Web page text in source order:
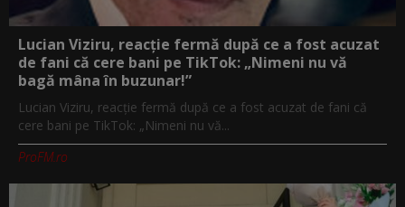
Lucian Viziru, reacție fermă după ce a fost acuzat
de fani că cere bani pe TikTok: „Nimeni nu vă
bagă mâna în buzunar!”
Lucian Viziru, reacție fermă după ce a fost acuzat de fani că
cere bani pe TikTok: „Nimeni nu vă...
ProFM.ro